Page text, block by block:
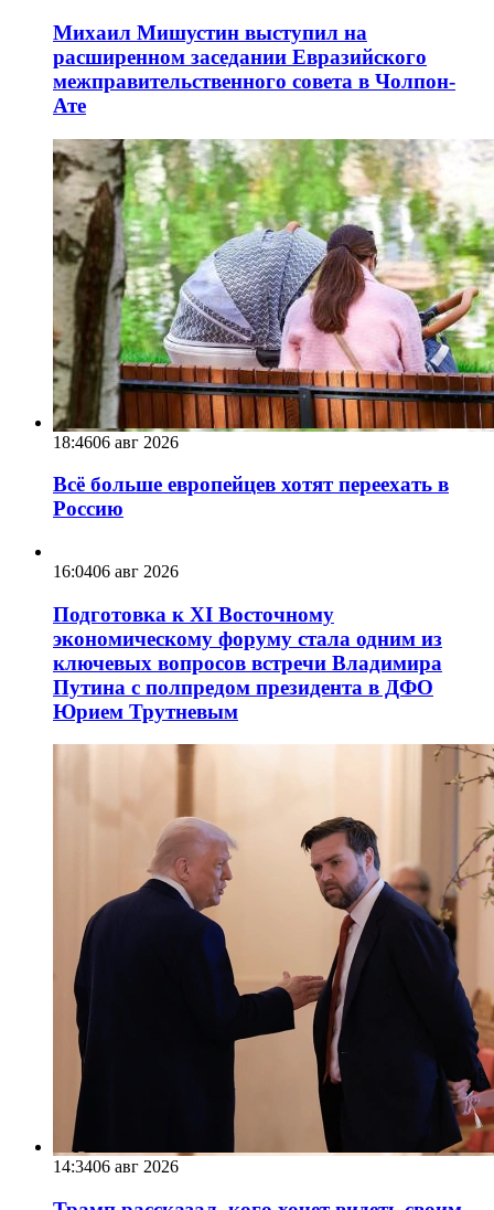
Михаил Мишустин выступил на
расширенном заседании Евразийского
межправительственного совета в Чолпон-
Ате
18:4606 авг 2026
Всё больше европейцев хотят переехать в
Россию
16:0406 авг 2026
Подготовка к XI Восточному
экономическому форуму стала одним из
ключевых вопросов встречи Владимира
Путина с полпредом президента в ДФО
Юрием Трутневым
14:3406 авг 2026